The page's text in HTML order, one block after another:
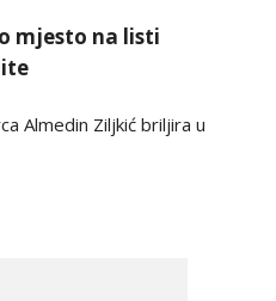
mjesto na listi
Almedin Ziljkić briljira u